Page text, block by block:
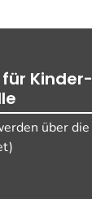
Kinder-
über die